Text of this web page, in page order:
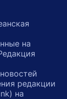
на
редакции
на